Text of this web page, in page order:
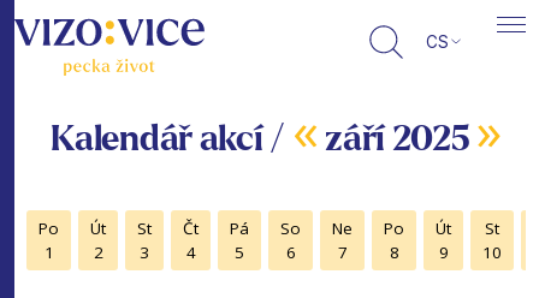
CS
Kalendář akcí / « září 2025 »
Po
1
Út
2
St
3
Čt
4
Pá
5
So
6
Ne
7
Po
8
Út
9
St
10